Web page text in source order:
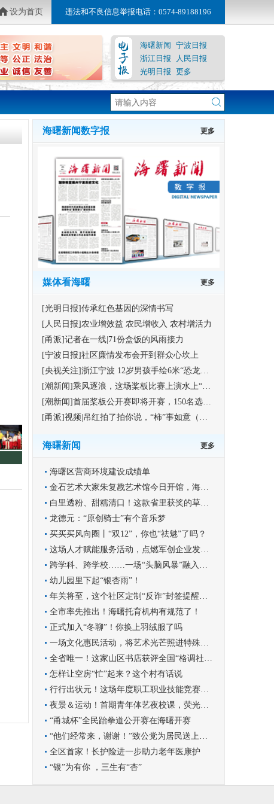
设为首页 违法和不良信息举报电话：0574-89188196
海曙新闻 宁波日报
浙江日报
人民日报
光明日报 更多
海曙新闻数字报 更多
媒体看海曙 更多
[光明日报]传承红色基因的深情书写
[人民日报]农业增效益 农民增收入 农村增活力
[甬派]记者在一线|71份盒饭的风雨接力
[宁波日报]社区廉情发布会开到群众心坎上
[央视关注]浙江宁波 12岁男孩手绘6米“恐龙版”《清明上河图》
[潮新闻]乘风逐浪，这场桨板比赛上演水上“速度与激情”
[潮新闻]首届桨板公开赛即将开赛，150名选手竞逐海曙集士港水域
[甬派]视频|吊红拍了拍你说，“柿”事如意（福利）
海曙新闻 更多
海曙区营商环境建设成绩单
金石艺术大家朱复戡艺术馆今日开馆，海曙再添文化新地标
白里透粉、甜糯清口！这款省里获奖的草莓你尝过吗？
龙德元：“原创骑士”有个音乐梦
买买买风向圈丨“双12”，你也“祛魅”了吗？
这场人才赋能服务活动，点燃军创企业发展新引擎
跨学科、跨学校……一场“头脑风暴”融入学科实践
幼儿园里下起“银杏雨”！
年关将至，这个社区定制“反诈”封签提醒群众守好钱袋子
全市率先推出！海曙托育机构有规范了！
正式加入“冬聊”！你换上羽绒服了吗
一场文化惠民活动，将艺术光芒照进特殊孩子的世界
全省唯一！这家山区书店获评全国“格调社区店”
怎样让空房“忙”起来？这个村有话说
行行出状元！这场年度职工职业技能竞赛圆满收官
夜景＆运动！首期青年体艺夜校课，荧光青年漫跑罗城
“甬城杯”全民跆拳道公开赛在海曙开赛
“他们经常来，谢谢！”致公党为居民送上暖心服务
全区首家！长护险进一步助力老年医康护
“银”为有你 ，三生有“杏”